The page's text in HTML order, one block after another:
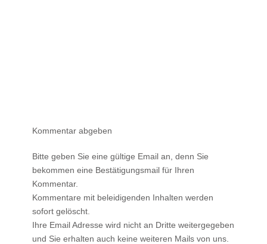
Kommentar abgeben
Bitte geben Sie eine gültige Email an, denn Sie
bekommen eine Bestätigungsmail für Ihren
Kommentar.
Kommentare mit beleidigenden Inhalten werden
sofort gelöscht.
Ihre Email Adresse wird nicht an Dritte weitergegeben
und Sie erhalten auch keine weiteren Mails von uns.